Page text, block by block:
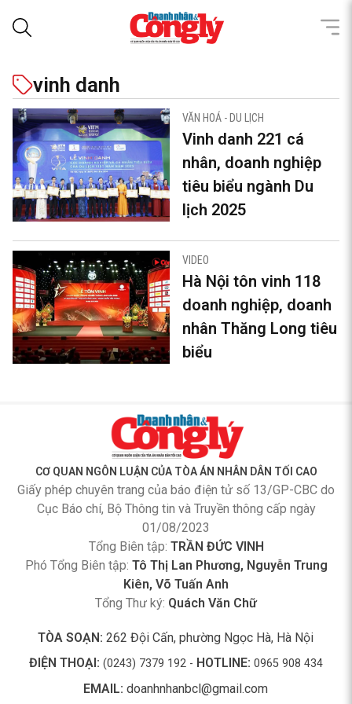
vinh danh
VĂN HOÁ - DU LỊCH
Vinh danh 221 cá
nhân, doanh nghiệp
tiêu biểu ngành Du
lịch 2025
VIDEO
Hà Nội tôn vinh 118
doanh nghiệp, doanh
nhân Thăng Long tiêu
biểu
CƠ QUAN NGÔN LUẬN CỦA TÒA ÁN NHÂN DÂN TỐI CAO
Giấy phép chuyên trang của báo điện tử số 13/GP-CBC do
Cục Báo chí, Bộ Thông tin và Truyền thông cấp ngày
01/08/2023
Tổng Biên tập: TRẦN ĐỨC VINH
Phó Tổng Biên tập: Tô Thị Lan Phương, Nguyễn Trung
Kiên, Võ Tuấn Anh
Tổng Thư ký: Quách Văn Chữ
TÒA SOẠN: 262 Đội Cấn, phường Ngọc Hà, Hà Nội
ĐIỆN THOẠI: (0243) 7379 192 - HOTLINE: 0965 908 434
EMAIL: doanhnhanbcl@gmail.com